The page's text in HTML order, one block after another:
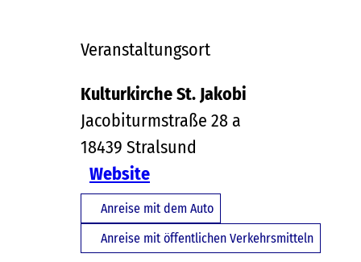
Veranstaltungsort
Kulturkirche St. Jakobi
Jacobiturmstraße 28 a
18439 Stralsund
Website
Anreise mit dem Auto
Anreise mit öffentlichen Verkehrsmitteln